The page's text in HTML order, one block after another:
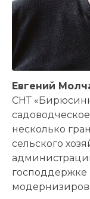
Евгений
СНТ
несколько
сельского
господдержке